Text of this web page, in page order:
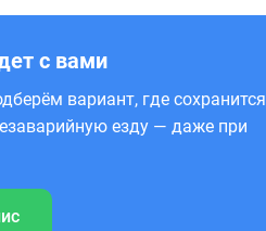
с вами
вариант, где сохранится
езду — даже при